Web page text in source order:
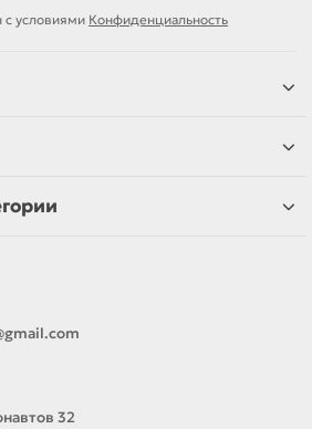
с условиями Конфиденциальность
32